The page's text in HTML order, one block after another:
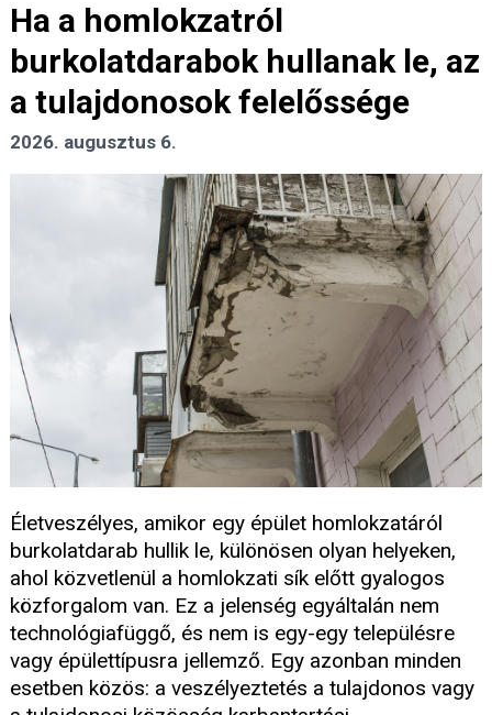
Ha a homlokzatról
burkolatdarabok hullanak le, az
a tulajdonosok felelőssége
2026. augusztus 6.
Életveszélyes, amikor egy épület homlokzatáról
burkolatdarab hullik le, különösen olyan helyeken,
ahol közvetlenül a homlokzati sík előtt gyalogos
közforgalom van. Ez a jelenség egyáltalán nem
technológiafüggő, és nem is egy-egy településre
vagy épülettípusra jellemző. Egy azonban minden
esetben közös: a veszélyeztetés a tulajdonos vagy